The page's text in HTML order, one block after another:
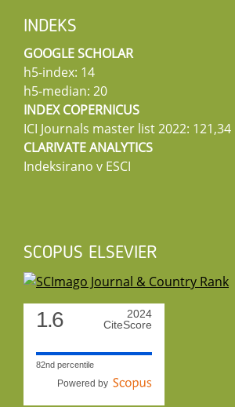
INDEKS
GOOGLE SCHOLAR
h5-index: 14
h5-median: 20
INDEX COPERNICUS
ICI Journals master list 2022: 121,34
CLARIVATE ANALYTICS
Indeksirano v ESCI
SCOPUS ELSEVIER
1.6
2024
CiteScore
82nd percentile
Powered by